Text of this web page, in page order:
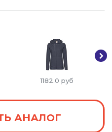
1182.0 руб
АНАЛОГ